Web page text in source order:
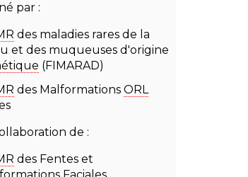
par :
des maladies rares de la
et des muqueuses d'origine
(FIMARAD)
des Malformations ORL
de :
des Fentes et
Faciales